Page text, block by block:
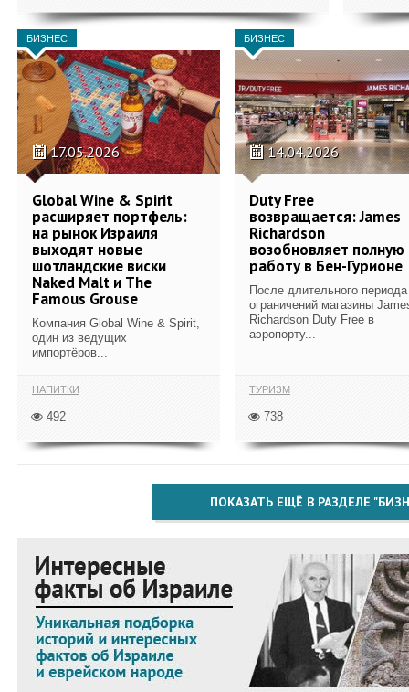
БИЗНЕС
17.05.2026
Global Wine & Spirit
расширяет портфель:
на рынок Израиля
выходят новые
шотландские виски
Naked Malt и The
Famous Grouse
Компания Global Wine & Spirit,
один из ведущих
импортёров...
НАПИТКИ
492
БИЗНЕС
14.04.2026
Duty Free
возвращается: James
Richardson
возобновляет полную
работу в Бен-Гурионе
После длительного периода
ограничений магазины
Richardson Duty Free в
аэропорту...
ТУРИЗМ
738
ПОКАЗАТЬ ЕЩЁ В РАЗДЕЛЕ